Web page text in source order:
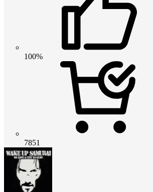
100%
7851